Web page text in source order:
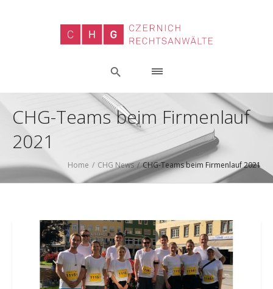
CHG-Teams beim Firmenlauf
2021
Home / CHG News /CHG-Teams beim Firmenlauf 2021